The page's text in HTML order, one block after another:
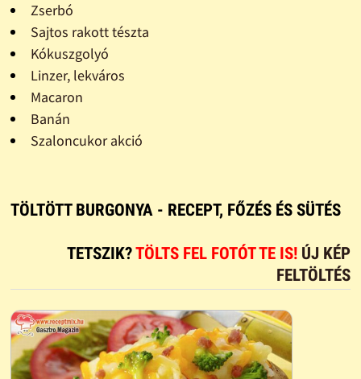
Zserbó
Sajtos rakott tészta
Kókuszgolyó
Linzer, lekváros
Macaron
Banán
Szaloncukor akció
TÖLTÖTT BURGONYA - RECEPT, FŐZÉS ÉS SÜTÉS
TETSZIK?TÖLTS FEL FOTÓT TE IS! ÚJ KÉP
FELTÖLTÉS